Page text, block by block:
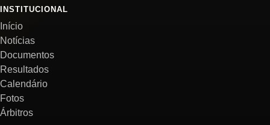
INSTITUCIONAL
Início
Notícias
Documentos
Resultados
Calendário
Fotos
Árbitros